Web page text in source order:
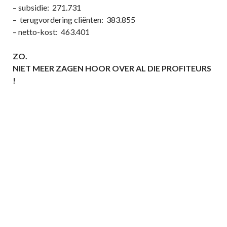
– subsidie: 271.731
– terugvordering cliënten: 383.855
– netto-kost: 463.401
ZO.
NIET MEER ZAGEN HOOR OVER AL DIE PROFITEURS
!